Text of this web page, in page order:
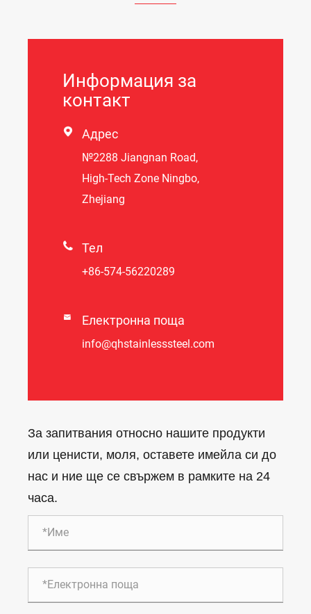
Информация за
контакт
 Адрес
№2288 Jiangnan Road,
High-Tech Zone Ningbo,
Zhejiang
 Тел
+86-574-56220289
 Електронна поща
info@qhstainlesssteel.com
За запитвания относно нашите продукти
или ценисти, моля, оставете имейла си до
нас и ние ще се свържем в рамките на 24
часа.